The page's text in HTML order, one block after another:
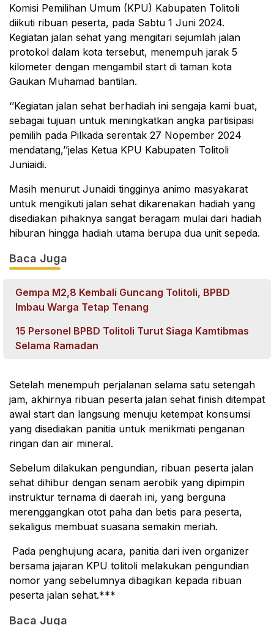
Komisi Pemilihan Umum (KPU) Kabupaten Tolitoli
diikuti ribuan peserta, pada Sabtu 1 Juni 2024.
Kegiatan jalan sehat yang mengitari sejumlah jalan
protokol dalam kota tersebut, menempuh jarak 5
kilometer dengan mengambil start di taman kota
Gaukan Muhamad bantilan.
‘’Kegiatan jalan sehat berhadiah ini sengaja kami buat,
sebagai tujuan untuk meningkatkan angka partisipasi
pemilih pada Pilkada serentak 27 Nopember 2024
mendatang,’’jelas Ketua KPU Kabupaten Tolitoli
Juniaidi.
Masih menurut Junaidi tingginya animo masyakarat
untuk mengikuti jalan sehat dikarenakan hadiah yang
disediakan pihaknya sangat beragam mulai dari hadiah
hiburan hingga hadiah utama berupa dua unit sepeda.
Baca Juga
Gempa M2,8 Kembali Guncang Tolitoli, BPBD
Imbau Warga Tetap Tenang
15 Personel BPBD Tolitoli Turut Siaga Kamtibmas
Selama Ramadan
Setelah menempuh perjalanan selama satu setengah
jam, akhirnya ribuan peserta jalan sehat finish ditempat
awal start dan langsung menuju ketempat konsumsi
yang disediakan panitia untuk menikmati penganan
ringan dan air mineral.
Sebelum dilakukan pengundian, ribuan peserta jalan
sehat dihibur dengan senam aerobik yang dipimpin
instruktur ternama di daerah ini, yang berguna
merenggangkan otot paha dan betis para peserta,
sekaligus membuat suasana semakin meriah.
Pada penghujung acara, panitia dari iven organizer
bersama jajaran KPU tolitoli melakukan pengundian
nomor yang sebelumnya dibagikan kepada ribuan
peserta jalan sehat.***
Baca Juga